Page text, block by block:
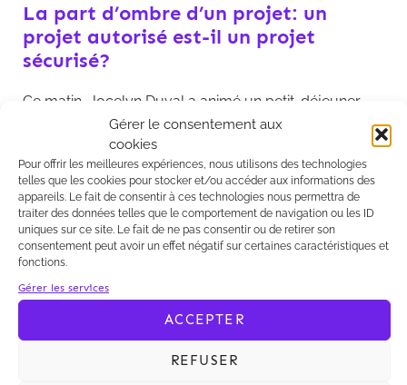
Gérer le consentement aux
cookies
Pour offrir les meilleures expériences, nous utilisons des technologies
telles que les cookies pour stocker et/ou accéder aux informations des
appareils. Le fait de consentir à ces technologies nous permettra de
traiter des données telles que le comportement de navigation ou les ID
uniques sur ce site. Le fait de ne pas consentir ou de retirer son
consentement peut avoir un effet négatif sur certaines caractéristiques et
fonctions.
Gérer les services
ACCEPTER
REFUSER
La part d’ombre d’un projet: un
projet autorisé est-il un projet
sécurisé?
Ce matin, Jocelyn Duval a animé un petit-déjeuner
débat sur les risques souvent insoupçonnés qui
peuvent encore peser sur un projet pourtant
définitivement autorisé.
Voir la présentation
Ce matin, Jocelyn Duval a animé un petit-déjeuner
débat sur les risques souvent insoupçonnés qui
peuvent encore peser sur un projet pourtant
définitivement autorisé.